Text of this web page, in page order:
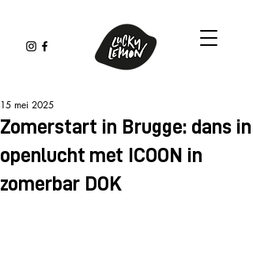
Zomerstart in Brugge: dans in
openlucht met ICOON in
zomerbar DOK
15 mei 2025